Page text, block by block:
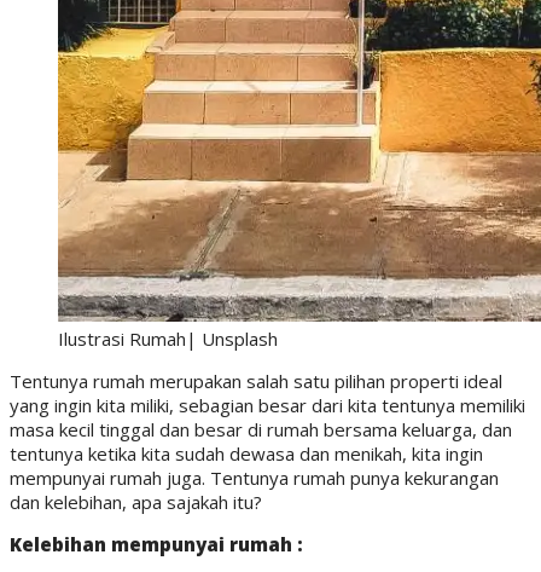
Ilustrasi Rumah| Unsplash
Tentunya rumah merupakan salah satu pilihan properti ideal
yang ingin kita miliki, sebagian besar dari kita tentunya memiliki
masa kecil tinggal dan besar di rumah bersama keluarga, dan
tentunya ketika kita sudah dewasa dan menikah, kita ingin
mempunyai rumah juga. Tentunya rumah punya kekurangan
dan kelebihan, apa sajakah itu?
Kelebihan mempunyai rumah :